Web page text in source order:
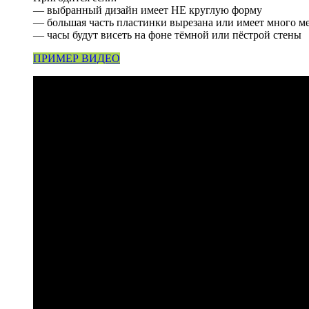
— выбранный дизайн имеет НЕ круглую форму
— большая часть пластинки вырезана или имеет много
— часы будут висеть на фоне тёмной или пёстрой стены
ПРИМЕР ВИДЕО